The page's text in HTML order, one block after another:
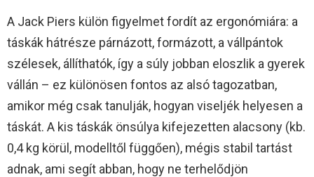
A Jack Piers külön figyelmet fordít az ergonómiára: a
táskák hátrésze párnázott, formázott, a vállpántok
szélesek, állíthatók, így a súly jobban eloszlik a gyerek
vállán – ez különösen fontos az alsó tagozatban,
amikor még csak tanulják, hogyan viseljék helyesen a
táskát. A kis táskák önsúlya kifejezetten alacsony (kb.
0,4 kg körül, modelltől függően), mégis stabil tartást
adnak, ami segít abban, hogy ne terhelődjön